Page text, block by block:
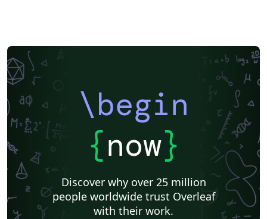
\begin
{now}
Discover why over 25 million
people worldwide trust Overleaf
with their work.